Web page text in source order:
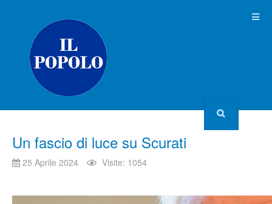
Un fascio di luce su Scurati
25 Aprile 2024 Visite: 1054